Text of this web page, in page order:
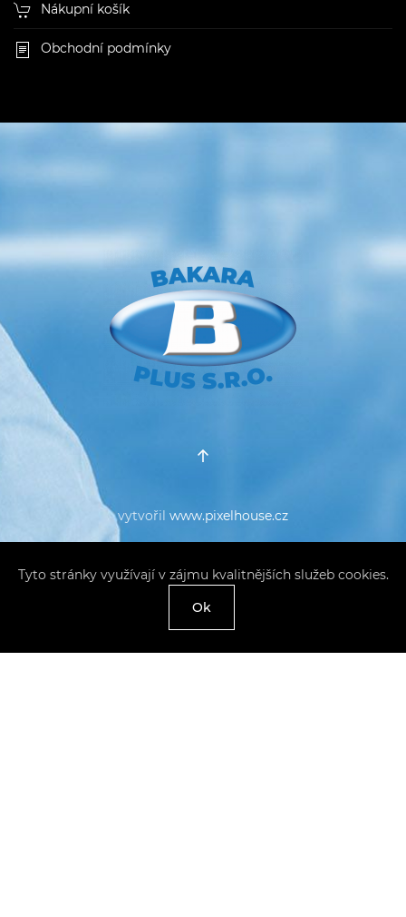
Nákupní košík
Obchodní podmínky
vytvořil www.pixelhouse.cz
Tyto stránky využívají v zájmu kvalitnějších služeb cookies.
Ok